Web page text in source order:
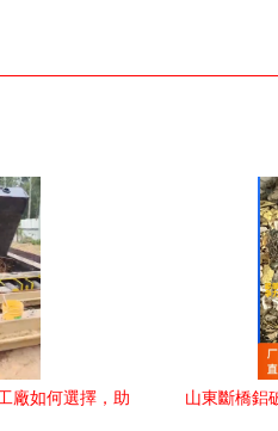
廠如何選擇，助
山東斷橋鋁